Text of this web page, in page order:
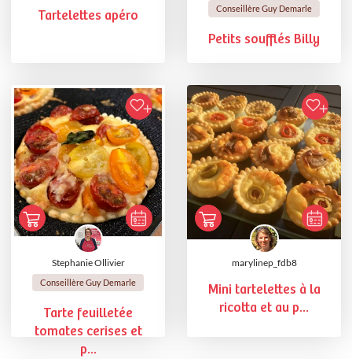
Tartelettes apéro
Conseillère Guy Demarle
Petits soufflés Billy
Stephanie Ollivier
Conseillère Guy Demarle
Tarte feuilletée
tomates cerises et
p...
marylinep_fdb8
Mini tartelettes à la
ricotta et au p...